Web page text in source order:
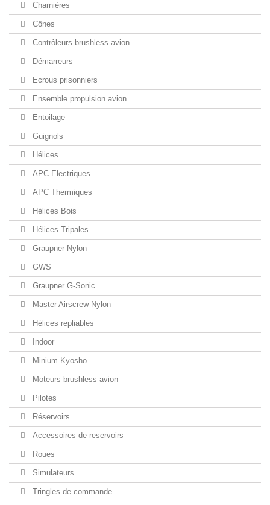
Charnières
Cônes
Contrôleurs brushless avion
Démarreurs
Ecrous prisonniers
Ensemble propulsion avion
Entoilage
Guignols
Hélices
APC Electriques
APC Thermiques
Hélices Bois
Hélices Tripales
Graupner Nylon
GWS
Graupner G-Sonic
Master Airscrew Nylon
Hélices repliables
Indoor
Minium Kyosho
Moteurs brushless avion
Pilotes
Réservoirs
Accessoires de reservoirs
Roues
Simulateurs
Tringles de commande